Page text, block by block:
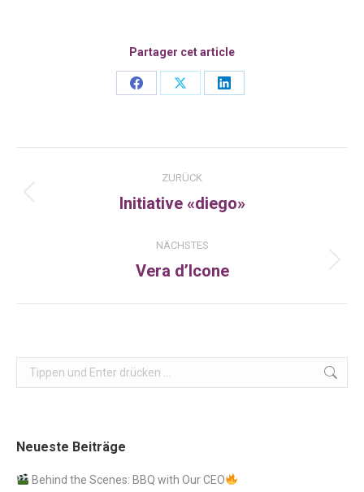
Partager cet article
Share
Share
Share
Kommentarnavigation
ZURÜCK
Vorheriger
Initiative «diego»
NÄCHSTES
Nächster
Vera d’Icone
Search:
Neueste Beiträge
Behind the Scenes: BBQ with Our CEO